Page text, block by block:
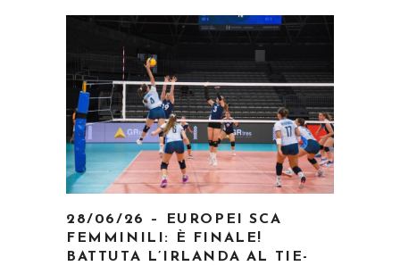
28/06/26 – EUROPEI SCA
FEMMINILI: È FINALE!
BATTUTA L’IRLANDA AL TIE-